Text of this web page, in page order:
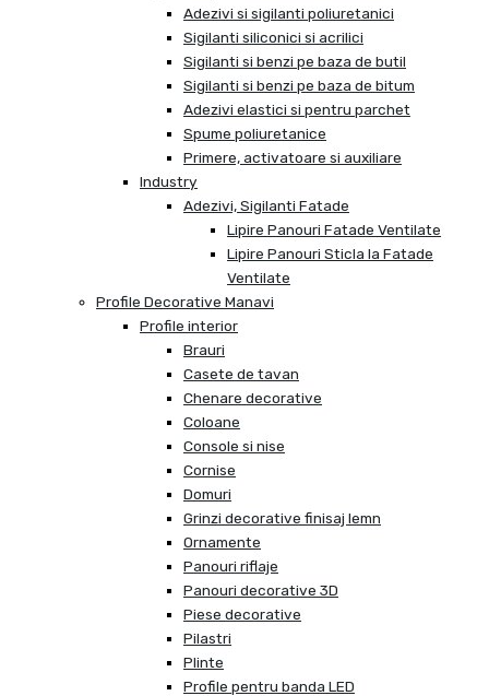
Adezivi si sigilanti poliuretanici
Sigilanti siliconici si acrilici
Sigilanti si benzi pe baza de butil
Sigilanti si benzi pe baza de bitum
Adezivi elastici si pentru parchet
Spume poliuretanice
Primere, activatoare si auxiliare
Industry
Adezivi, Sigilanti Fatade
Lipire Panouri Fatade Ventilate
Lipire Panouri Sticla la Fatade
Ventilate
Profile Decorative Manavi
Profile interior
Brauri
Casete de tavan
Chenare decorative
Coloane
Console si nise
Cornise
Domuri
Grinzi decorative finisaj lemn
Ornamente
Panouri riflaje
Panouri decorative 3D
Piese decorative
Pilastri
Plinte
Profile pentru banda LED